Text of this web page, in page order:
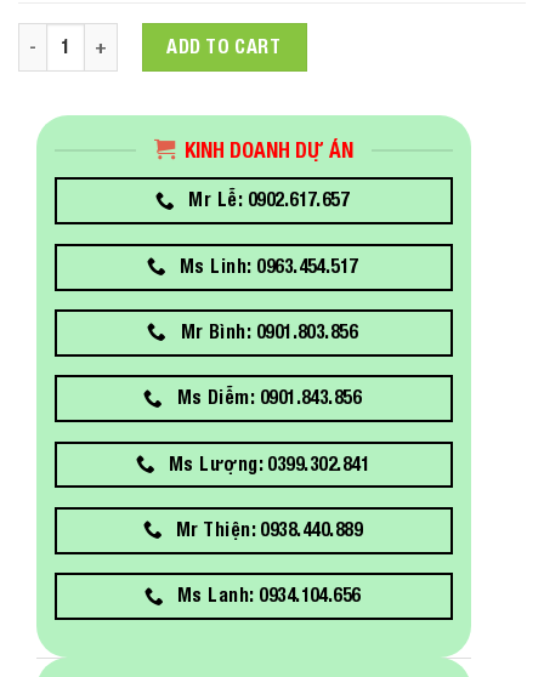
Máy chiếu Epson EB-685W quantity
ADD TO CART
KINH DOANH DỰ ÁN
Mr Lễ: 0902.617.657
Ms Linh: 0963.454.517
Mr Bình: 0901.803.856
Ms Diễm: 0901.843.856
Ms Lượng: 0399.302.841
Mr Thiện: 0938.440.889
Ms Lanh: 0934.104.656